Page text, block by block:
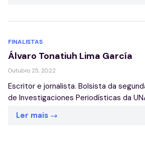
FINALISTAS
Álvaro Tonatiuh Lima García
Outubro 25, 2022
Escritor e jornalista. Bolsista da
de Investigaciones Periodísticas da
Ler mais